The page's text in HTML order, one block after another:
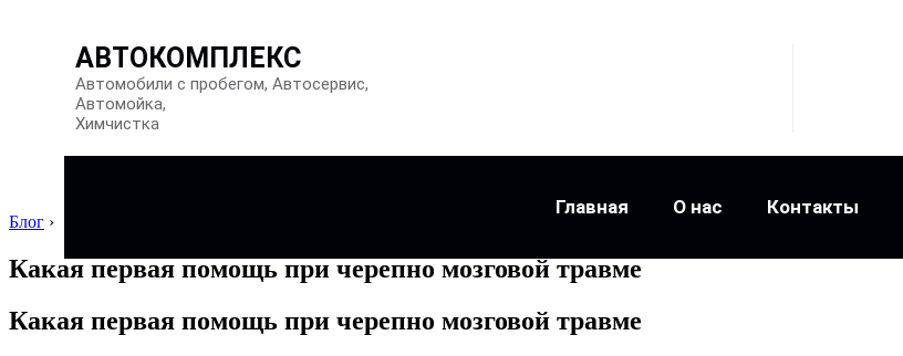
АВТОКОМПЛЕКС
Автомобили с пробегом, Автосервис,
Автомойка,
Химчистка
Главная О нас Контакты
Блог ›
Какая первая помощь при черепно мозговой травме
Какая первая помощь при черепно мозговой травме